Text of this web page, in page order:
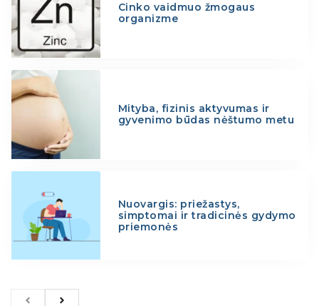
Cinko vaidmuo žmogaus
organizme
Mityba, fizinis aktyvumas ir
gyvenimo būdas nėštumo metu
Nuovargis: priežastys,
simptomai ir tradicinės gydymo
priemonės